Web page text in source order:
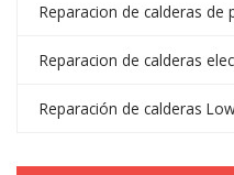
Reparacion de calderas de
Reparacion de calderas
Reparación de calderas